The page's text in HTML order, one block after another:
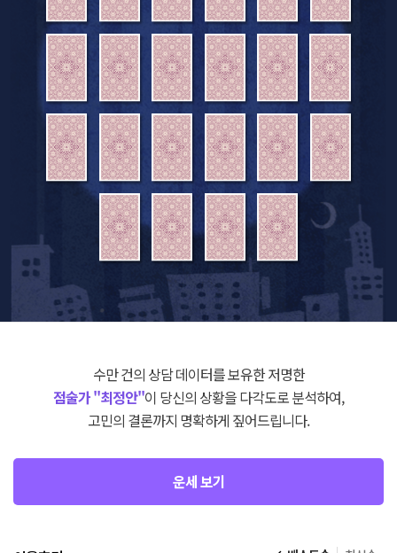
수만 건의 상담 데이터를 보유한 저명한
점술가 "최정안"이 당신의 상황을 다각도로 분석하여,
고민의 결론까지 명확하게 짚어드립니다.
운세 보기